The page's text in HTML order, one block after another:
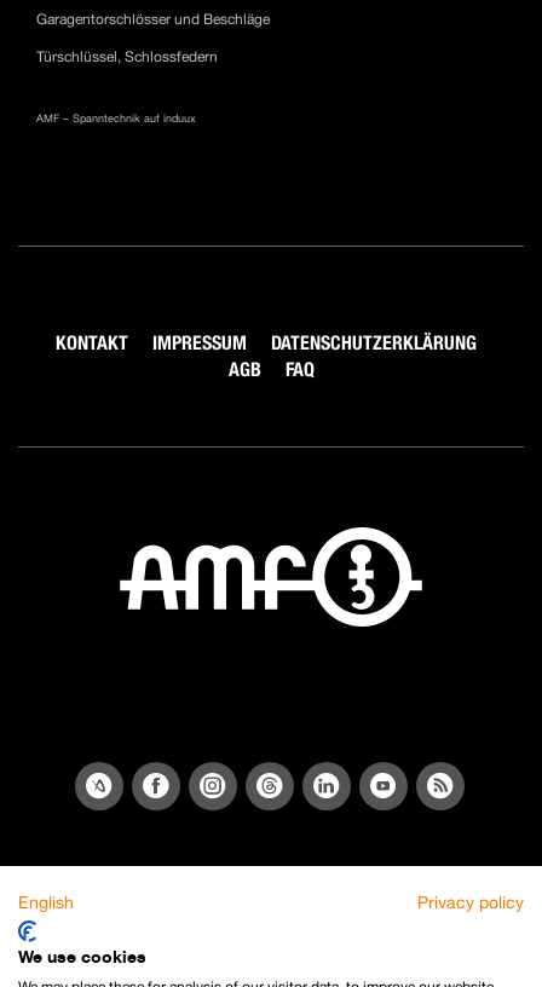
Garagentorschlösser und Beschläge
Türschlüssel, Schlossfedern
AMF – Spanntechnik auf induux
KONTAKT IMPRESSUM
DATENSCHUTZERKLÄRUNG
AGB
FAQ
English Privacy policy
We use cookies